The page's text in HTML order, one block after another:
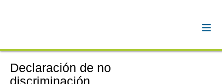
Declaración de no
discriminación